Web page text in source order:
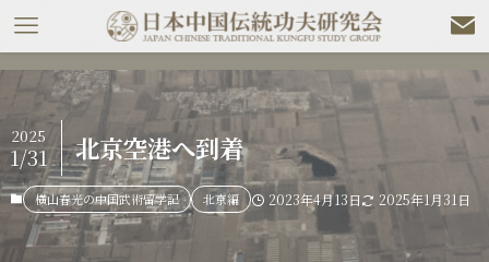
北京空港へ到着
2025
1/31
横山春光の中国武術留学記 北京編 2023年4月13日 2025年1月31日